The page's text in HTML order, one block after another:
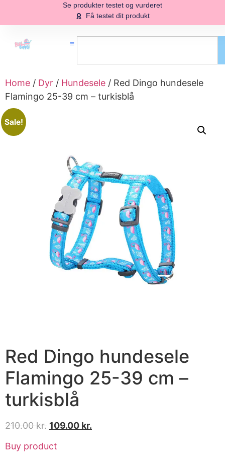
Se produkter testet og vurderet
Få testet dit produkt
Home / Dyr / Hundesele / Red Dingo hundesele
Flamingo 25-39 cm – turkisblå
Sale!
Red Dingo hundesele
Flamingo 25-39 cm –
turkisblå
210.00kr. 109.00 kr.
Buy product